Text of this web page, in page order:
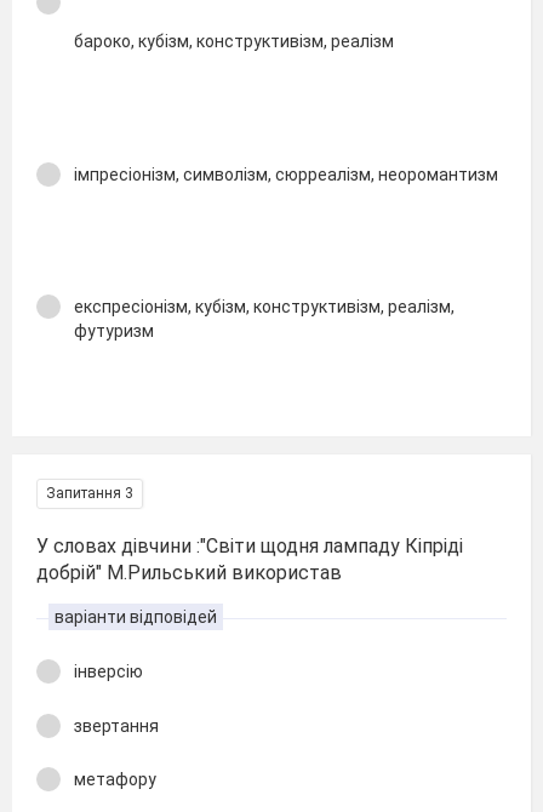
бароко, кубізм, конструктивізм, реалізм
імпресіонізм, символізм, сюрреалізм, неоромантизм
експресіонізм, кубізм, конструктивізм, реалізм,
футуризм
Запитання 3
У словах дівчини :"Світи щодня лампаду Кіпріді
добрій" М.Рильський використав
варіанти відповідей
інверсію
звертання
метафору